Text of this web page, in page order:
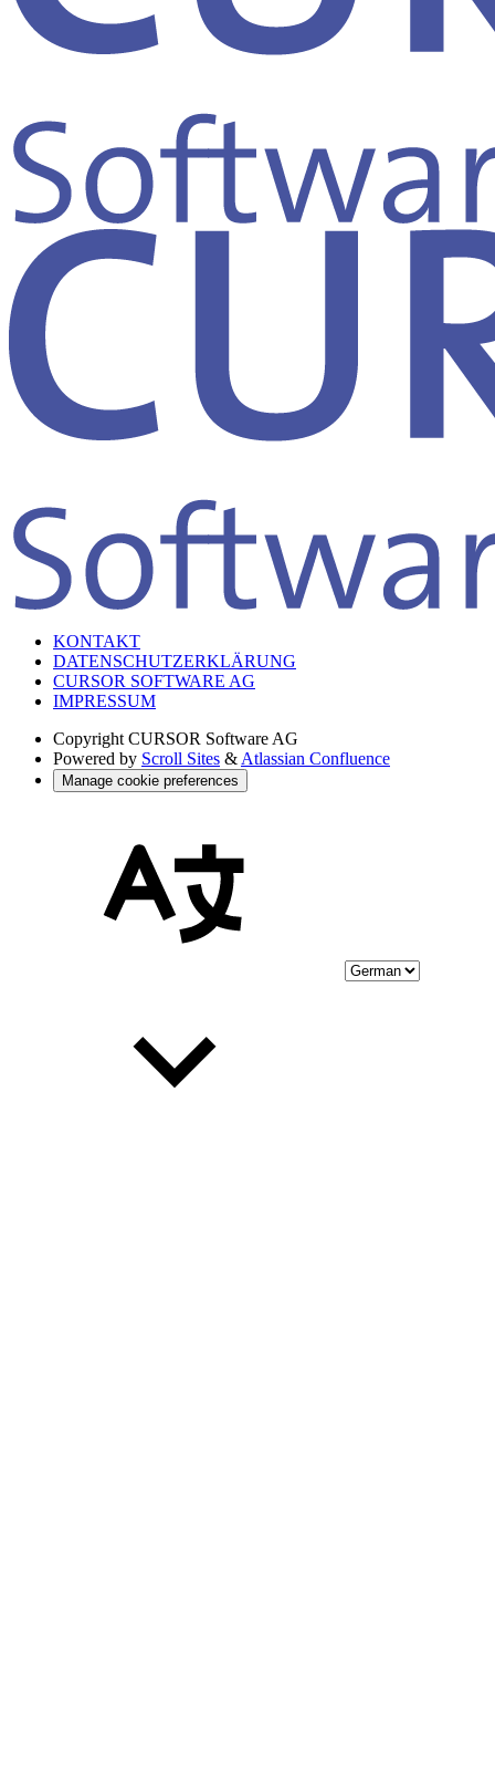
KONTAKT
DATENSCHUTZERKLÄRUNG
CURSOR SOFTWARE AG
IMPRESSUM
Copyright CURSOR Software AG
Powered by Scroll Sites & Atlassian Confluence
Manage cookie preferences